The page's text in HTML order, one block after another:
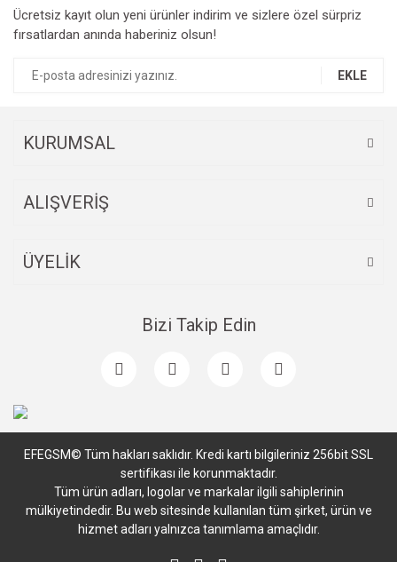
Ücretsiz kayıt olun yeni ürünler indirim ve sizlere özel sürpriz
fırsatlardan anında haberiniz olsun!
EKLE
KURUMSAL
ALIŞVERİŞ
ÜYELİK
Bizi Takip Edin
EFEGSM© Tüm hakları saklıdır. Kredi kartı bilgileriniz 256bit SSL
sertifikası ile korunmaktadır.
Tüm ürün adları, logolar ve markalar ilgili sahiplerinin
mülkiyetindedir. Bu web sitesinde kullanılan tüm şirket, ürün ve
hizmet adları yalnızca tanımlama amaçlıdır.